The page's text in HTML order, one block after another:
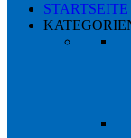
STARTSEITE